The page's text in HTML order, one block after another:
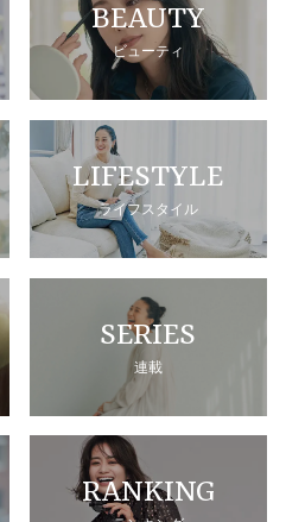
BEAUTY
ビューティ
LIFESTYLE
ライフスタイル
SERIES
連載
RANKING